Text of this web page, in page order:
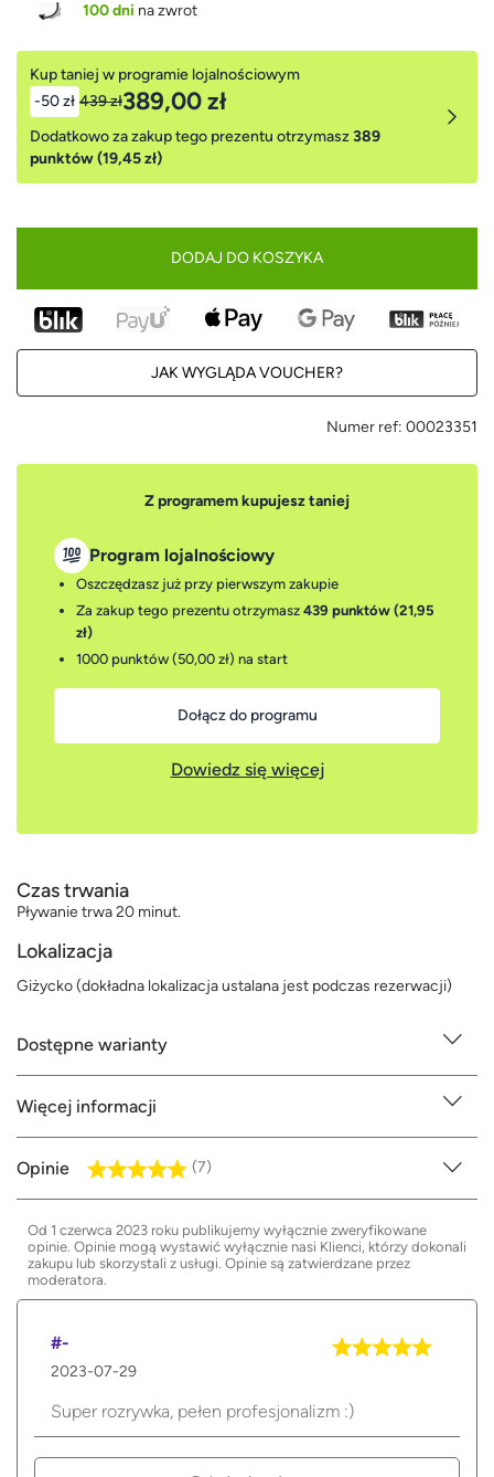
100 dni na zwrot
Kup taniej w programie lojalnościowym
-50 zł 439 zł389,00 zł
Dodatkowo za zakup tego prezentu otrzymasz389
punktów (19,45 zł)
DODAJ DO KOSZYKA
JAK WYGLĄDA VOUCHER?
Numer ref: 00023351
Z programem kupujesz taniej
Program lojalnościowy
Oszczędzasz już przy pierwszym zakupie
Za zakup tego prezentu otrzymasz 439 punktów (21,95
zł)
1000 punktów (50,00 zł) na start
Dołącz do programu
Dowiedz się więcej
Czas trwania
Pływanie trwa 20 minut.
Lokalizacja
Giżycko (dokładna lokalizacja ustalana jest podczas rezerwacji)
Dostępne warianty
Więcej informacji
Opinie (7)
Od 1 czerwca 2023 roku publikujemy wyłącznie zweryfikowane
opinie. Opinie mogą wystawić wyłącznie nasi Klienci, którzy dokonali
zakupu lub skorzystali z usługi. Opinie są zatwierdzane przez
moderatora.
#-
2023-07-29
Super rozrywka, pełen profesjonalizm :)